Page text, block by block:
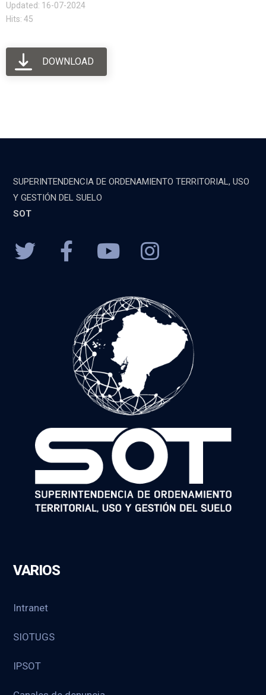
Updated: 16-07-2024
Hits: 45
DOWNLOAD
SUPERINTENDENCIA DE ORDENAMIENTO TERRITORIAL, USO
Y GESTIÓN DEL SUELO
SOT
VARIOS
Intranet
SIOTUGS
IPSOT